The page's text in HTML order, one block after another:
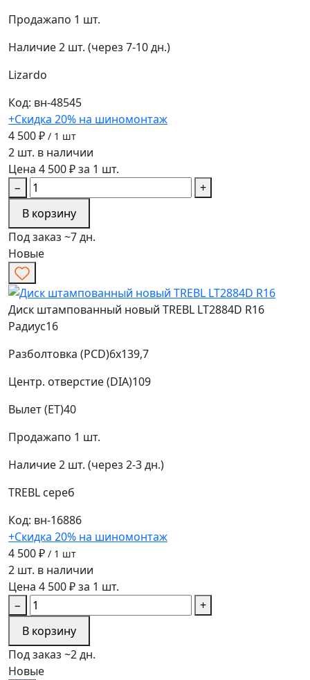
Продажапо 1 шт.
Наличие2 шт. (через 7-10 дн.)
Lizardo
Код: вн-48545
+Скидка 20% на шиномонтаж
4 500 ₽ / 1 шт
2 шт. в наличии
Цена 4 500 ₽ за 1 шт.
−
+
В корзину
Под заказ ~7 дн.
Новые
Диск штампованный новый TREBL LT2884D R16
Радиус16
Разболтовка (PCD)6x139,7
Центр. отверстие (DIA)109
Вылет (ET)40
Продажапо 1 шт.
Наличие2 шт. (через 2-3 дн.)
TREBL сереб
Код: вн-16886
+Скидка 20% на шиномонтаж
4 500 ₽ / 1 шт
2 шт. в наличии
Цена 4 500 ₽ за 1 шт.
−
+
В корзину
Под заказ ~2 дн.
Новые